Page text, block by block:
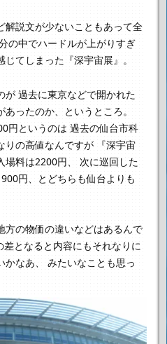
解説文が少ないこともあって全
の中でハードルが上がりすぎ
てしまった『深宇宙展』。
が 過去に東京などで開かれた
ったのか、というところ。
円というのは 過去の仙台市科
りの高値なんですが 『深宇宙
料は2200円、
次に巡回した
円、とどちらも仙台よりも
方の物価の違いなどはあるんで
差となると内容にもそれなりに
なあ、
みたいなことも思っ